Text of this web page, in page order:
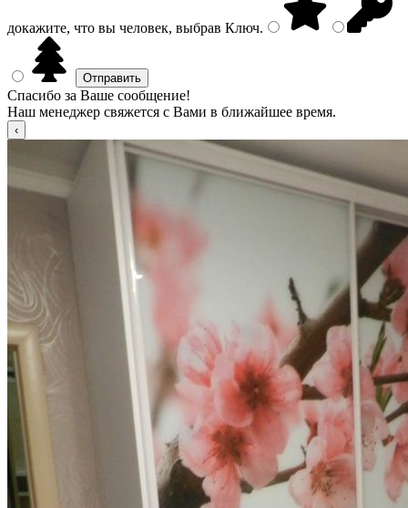
докажите, что вы человек, выбрав Ключ.
Спасибо за Ваше сообщение!
Наш менеджер свяжется с Вами в ближайшее время.